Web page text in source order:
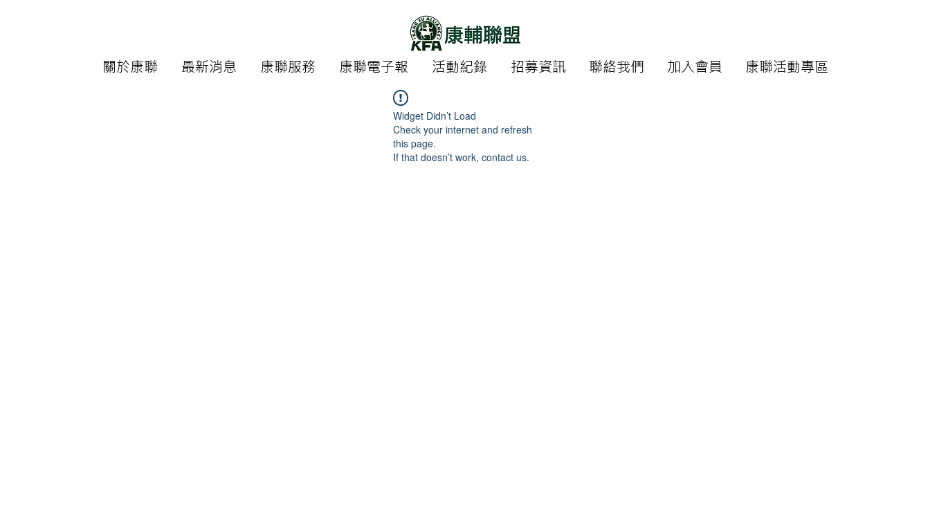
關於康聯 最新消息 康聯服務 康聯電子報 活動紀錄 招募資訊 聯絡我們 加入會員 康聯活動專區
Widget Didn’t Load
Check your internet and refresh
this page.
If that doesn’t work, contact us.